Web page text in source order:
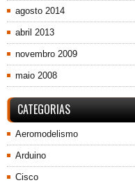
agosto 2014
abril 2013
novembro 2009
maio 2008
CATEGORIAS
Aeromodelismo
Arduino
Cisco